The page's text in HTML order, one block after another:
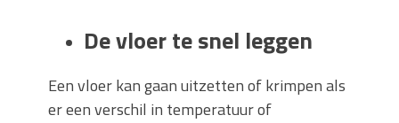
De vloer te snel leggen
Een vloer kan gaan uitzetten of krimpen als
er een verschil in temperatuur of